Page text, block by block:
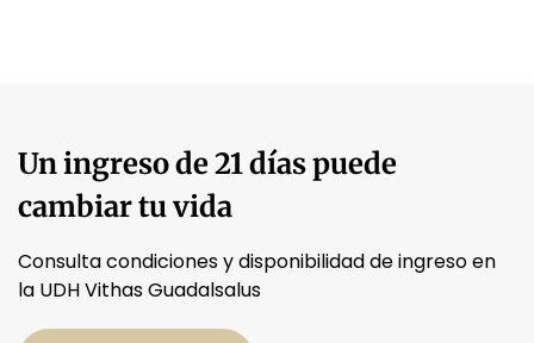
Un ingreso de 21 días puede
cambiar tu vida
Consulta condiciones y disponibilidad de ingreso en
la UDH Vithas Guadalsalus